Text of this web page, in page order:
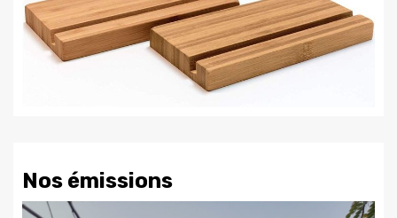
Nos émissions